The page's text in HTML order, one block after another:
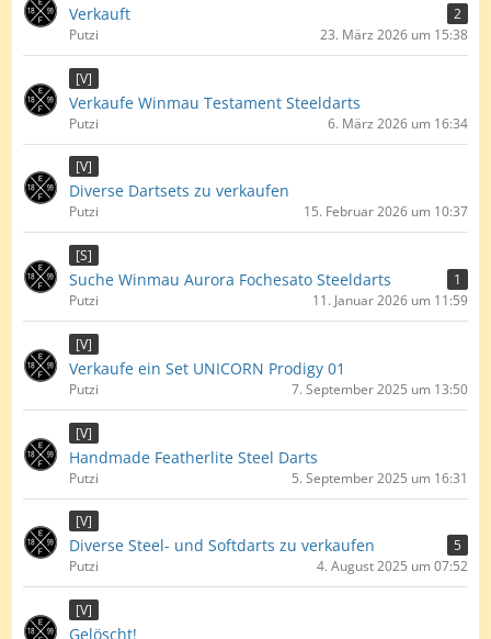
Verkauft
2
Putzi
23. März 2026 um 15:38
[V]
Verkaufe Winmau Testament Steeldarts
Putzi 6. März 2026 um 16:34
[V]
Diverse Dartsets zu verkaufen
Putzi 15. Februar 2026 um 10:37
[S]
Suche Winmau Aurora Fochesato Steeldarts
1
Putzi
11. Januar 2026 um 11:59
[V]
Verkaufe ein Set UNICORN Prodigy 01
Putzi 7. September 2025 um 13:50
[V]
Handmade Featherlite Steel Darts
Putzi 5. September 2025 um 16:31
[V]
Diverse Steel- und Softdarts zu verkaufen
5
Putzi
4. August 2025 um 07:52
[V]
Gelöscht!